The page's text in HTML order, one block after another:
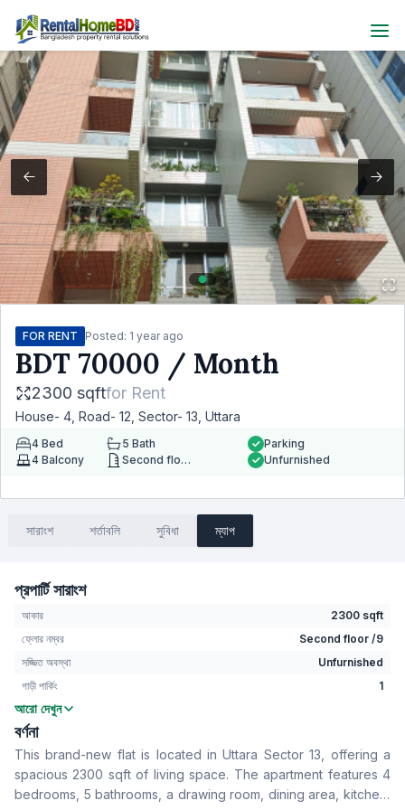
FOR RENT Posted: 1 year ago
BDT 70000 / Month
2300 sqftfor Rent
House- 4, Road- 12, Sector- 13, Uttara
4 Bed 5 Bath
4 Balcony Second floor
Parking
Unfurnished
সারাংশ শর্তাবলি সুবিধা ম্যাপ
প্রপার্টি সারাংশ
আকার
2300 sqft
ফ্লোর নম্বর
Second floor /9
সজ্জিত অবস্থা
Unfurnished
গাড়ী পার্কিং
1
বেডরুম
বাথরুম
বসার রুম
No
Drawing Room
Yes
খাবার রুম
Yes
আরো দেখুন
বর্ণনা
This brand-new flat is located in Uttara Sector 13, offering a
spacious 2300 sqft of living space. The apartment features 4
bedrooms, 5 bathrooms, a drawing room, dining area, kitchen,